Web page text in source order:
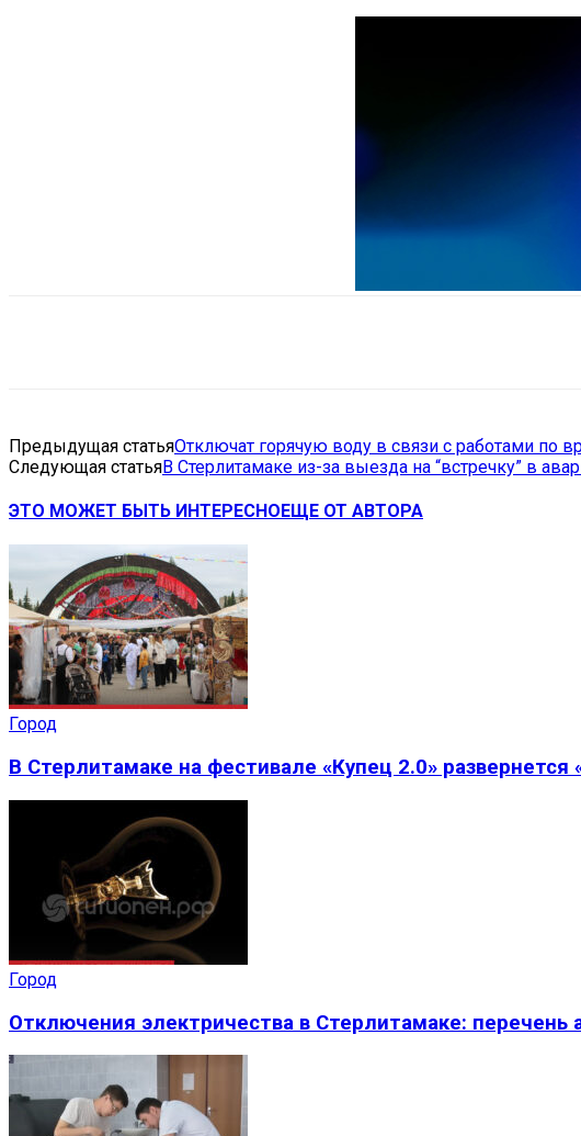
Предыдущая статьяОтключат горячую воду в связи с работами по
Следующая статьяВ Стерлитамаке из-за выезда на “встречку” в
ЭТО МОЖЕТ БЫТЬ ИНТЕРЕСНОЕЩЕ ОТ АВТОРА
Город
В Стерлитамаке на фестивале «Купец 2.0» развернется
Город
Отключения электричества в Стерлитамаке: перечень